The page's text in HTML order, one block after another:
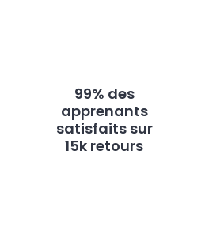
99% des
apprenants
satisfaits sur
15k retours